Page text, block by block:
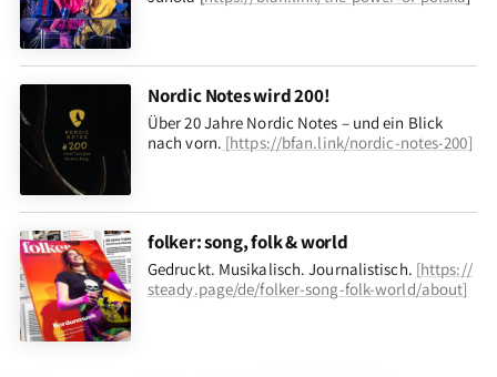
Nordic Notes wird 200!
Über 20 Jahre Nordic Notes – und ein Blick
nach vorn. [https://bfan.link/nordic-notes-200]
folker: song, folk & world
Gedruckt. Musikalisch. Journalistisch. [https://
steady.page/de/folker-song-folk-world/about]